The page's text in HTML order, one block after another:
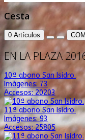
Cesta
0 Artículos
EN LA PLAZA
10ª abono San Isidro.
Imágenes: 73
Accesos: 20203
11ª abono San Isidro.
Imágenes: 93
Accesos: 25805